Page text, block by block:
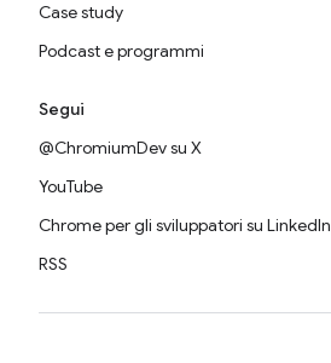
Case study
Podcast e programmi
Segui
@ChromiumDev su X
YouTube
Chrome per gli sviluppatori su LinkedIn
RSS